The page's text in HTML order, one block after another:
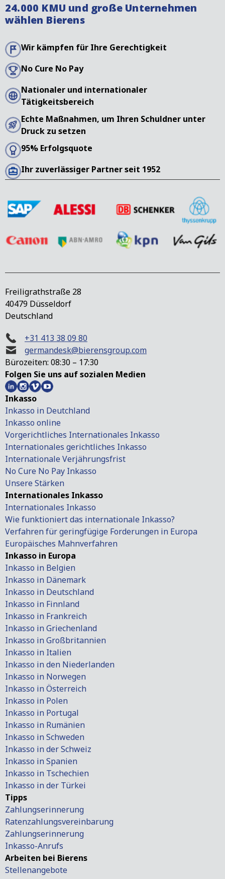
24.000 KMU und große Unternehmen
wählen Bierens
Wir kämpfen für Ihre Gerechtigkeit
No Cure No Pay
Nationaler und internationaler
Tätigkeitsbereich
Echte Maßnahmen, um Ihren Schuldner unter
Druck zu setzen
95% Erfolgsquote
Ihr zuverlässiger Partner seit 1952
Freiligrathstraße 28
40479 Düsseldorf
Deutschland
+31 413 38 09 80
germandesk@bierensgroup.com
Bürozeiten: 08:30 – 17:30
Folgen Sie uns auf sozialen Medien
Inkasso
Inkasso in Deutchland
Inkasso online
Vorgerichtliches Internationales Inkasso
Internationales gerichtliches Inkasso
Internationale Verjährungsfrist
No Cure No Pay Inkasso
Unsere Stärken
Internationales Inkasso
Internationales Inkasso
Wie funktioniert das internationale Inkasso?
Verfahren für geringfügige Forderungen in Europa
Europäisches Mahnverfahren
Inkasso in Europa
Inkasso in Belgien
Inkasso in Dänemark
Inkasso in Deutschland
Inkasso in Finnland
Inkasso in Frankreich
Inkasso in Griechenland
Inkasso in Großbritannien
Inkasso in Italien
Inkasso in den Niederlanden
Inkasso in Norwegen
Inkasso in Österreich
Inkasso in Polen
Inkasso in Portugal
Inkasso in Rumänien
Inkasso in Schweden
Inkasso in der Schweiz
Inkasso in Spanien
Inkasso in Tschechien
Inkasso in der Türkei
Tipps
Zahlungserinnerung
Ratenzahlungsvereinbarung
Zahlungserinnerung
Inkasso-Anrufs
Arbeiten bei Bierens
Stellenangebote